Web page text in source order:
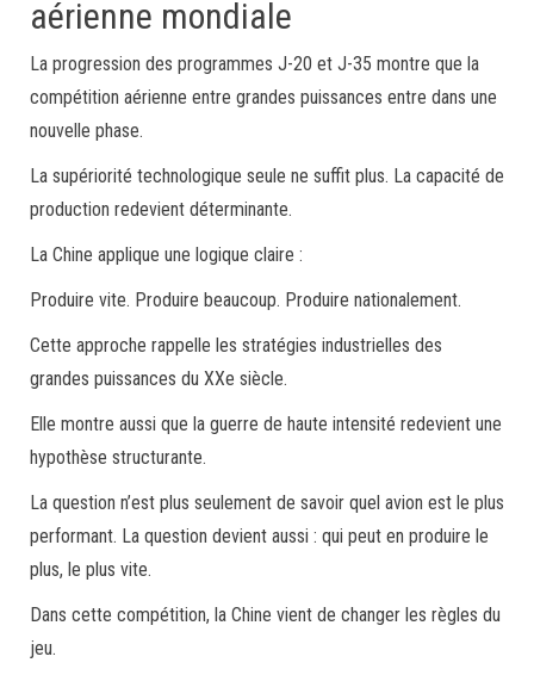
aérienne mondiale
La progression des programmes J-20 et J-35 montre que la
compétition aérienne entre grandes puissances entre dans une
nouvelle phase.
La supériorité technologique seule ne suffit plus. La capacité de
production redevient déterminante.
La Chine applique une logique claire :
Produire vite. Produire beaucoup. Produire nationalement.
Cette approche rappelle les stratégies industrielles des
grandes puissances du XXe siècle.
Elle montre aussi que la guerre de haute intensité redevient une
hypothèse structurante.
La question n’est plus seulement de savoir quel avion est le plus
performant. La question devient aussi : qui peut en produire le
plus, le plus vite.
Dans cette compétition, la Chine vient de changer les règles du
jeu.